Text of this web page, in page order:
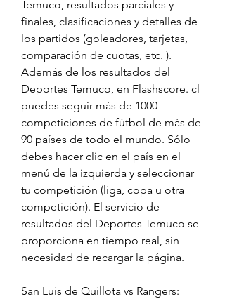
Temuco, resultados parciales y
finales, clasificaciones y detalles de
los partidos (goleadores, tarjetas,
comparación de cuotas, etc. ).
Además de los resultados del
Deportes Temuco, en Flashscore. cl
puedes seguir más de 1000
competiciones de fútbol de más de
90 países de todo el mundo. Sólo
debes hacer clic en el país en el
menú de la izquierda y seleccionar
tu competición (liga, copa u otra
competición). El servicio de
resultados del Deportes Temuco se
proporciona en tiempo real, sin
necesidad de recargar la página.
San Luis de Quillota vs Rangers: